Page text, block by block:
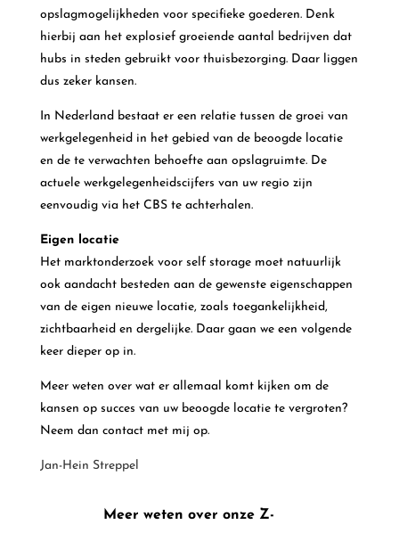
opslagmogelijkheden voor specifieke goederen. Denk
hierbij aan het explosief groeiende aantal bedrijven dat
hubs in steden gebruikt voor thuisbezorging. Daar liggen
dus zeker kansen.
In Nederland bestaat er een relatie tussen de groei van
werkgelegenheid in het gebied van de beoogde locatie
en de te verwachten behoefte aan opslagruimte. De
actuele werkgelegenheidscijfers van uw regio zijn
eenvoudig via het CBS te achterhalen.
Eigen locatie
Het marktonderzoek voor self storage moet natuurlijk
ook aandacht besteden aan de gewenste eigenschappen
van de eigen nieuwe locatie, zoals toegankelijkheid,
zichtbaarheid en dergelijke. Daar gaan we een volgende
keer dieper op in.
Meer weten over wat er allemaal komt kijken om de
kansen op succes van uw beoogde locatie te vergroten?
Neem dan contact met mij op.
Jan-Hein Streppel
Meer weten over onze Z-